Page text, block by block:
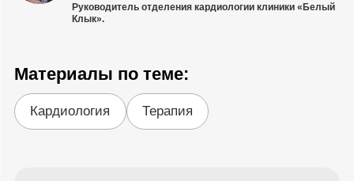
Руководитель отделения кардиологии клиники «Белый
Клык».
Материалы по теме:
Кардиология Терапия